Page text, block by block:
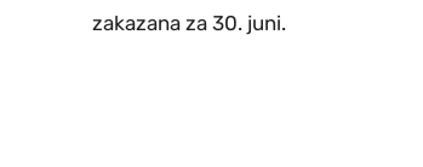
zakazana za 30. juni.